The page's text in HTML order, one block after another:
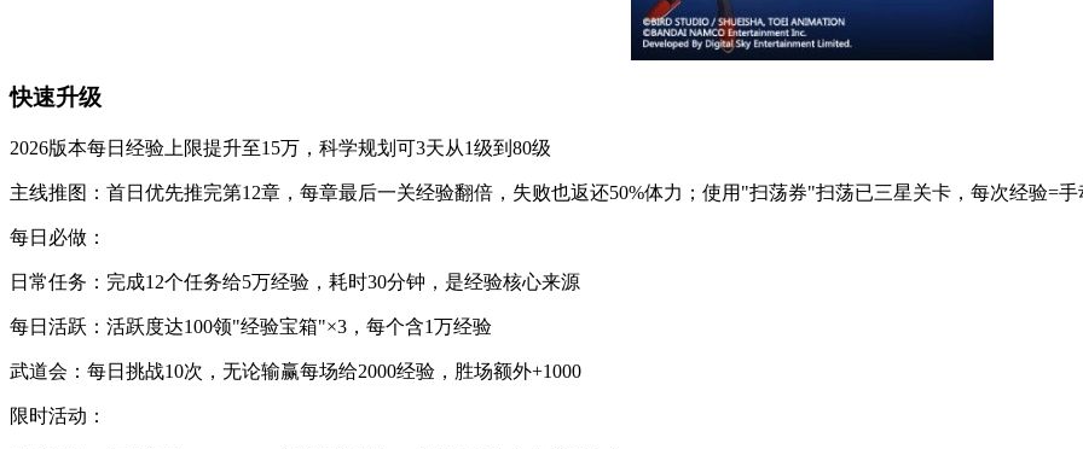
快速升级
2026版本每日经验上限提升至15万，科学规划可3天从1级到80级
主线推图：首日优先推完第12章，每章最后一关经验翻倍，失败也返还50%体力；使用"扫荡券"扫荡已三星关卡，每次经验=手
每日必做：
日常任务：完成12个任务给5万经验，耗时30分钟，是经验核心来源
每日活跃：活跃度达100领"经验宝箱"×3，每个含1万经验
武道会：每日挑战10次，无论输赢每场给2000经验，胜场额外+1000
限时活动：